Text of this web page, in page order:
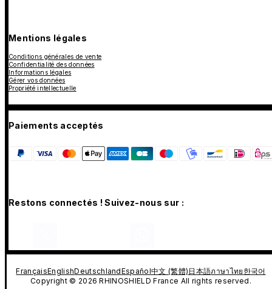
Mentions légales
Conditions générales de vente
Confidentialité des données
Informations légales
Gérer vos données
Propriété intellectuelle
Paiements acceptés
Restons connectés ! Suivez-nous sur :
FrançaisEnglishDeutschlandEspañol中文 (繁體) 日本語ภาษาไทย 한국어
Copyright © 2026 RHINOSHIELD France All rights reserved.